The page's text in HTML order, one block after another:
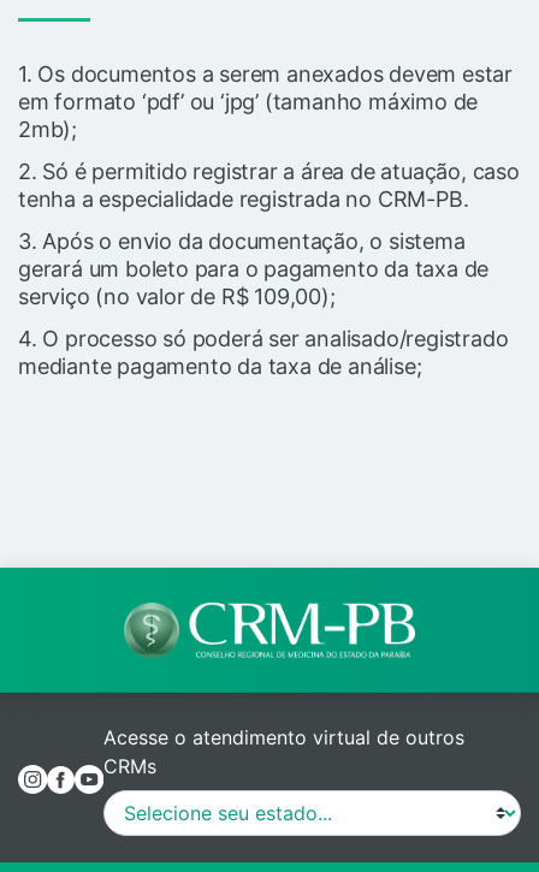
1. Os documentos a serem anexados devem estar
em formato ‘pdf’ ou ‘jpg’ (tamanho máximo de
2mb);
2. Só é permitido registrar a área de atuação, caso
tenha a especialidade registrada no CRM-PB.
3. Após o envio da documentação, o sistema
gerará um boleto para o pagamento da taxa de
serviço (no valor de R$ 109,00);
4. O processo só poderá ser analisado/registrado
mediante pagamento da taxa de análise;
Acesse o atendimento virtual de outros
CRMs